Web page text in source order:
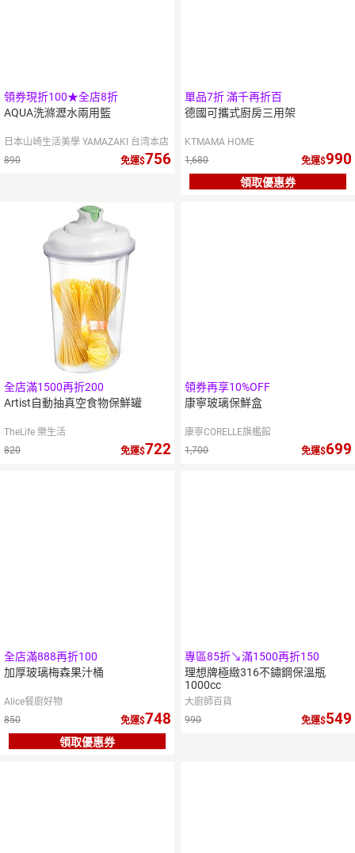
領券現折100★全店8折
AQUA洗滌瀝水兩用籃
日本山崎生活美學 YAMAZAKI 台湾本店
890
免運 756
單品7折 滿千再折百
德國可攜式廚房三用架
KTMAMA HOME
1,680
免運 990
領取優惠券
全店滿1500再折200
Artist自動抽真空食物保鮮罐
TheLife 樂生活
820
免運 722
領券再享10%OFF
康寧玻璃保鮮盒
康寧CORELLE旗艦館
1,700
免運 699
全店滿888再折100
加厚玻璃梅森果汁桶
Alice餐廚好物
850
免運 748
領取優惠券
專區85折↘滿1500再折150
理想牌極緻316不鏽鋼保溫瓶
1000cc
大廚師百貨
990
免運 549